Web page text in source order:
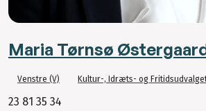
Maria Tørnsø
Venstre (V) Kultur-, Idræts- og
23 81 35 34